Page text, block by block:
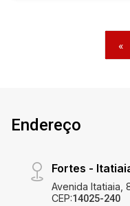
«
Endereço
Fortes -
Avenida Itatiaia,
CEP:14025-240